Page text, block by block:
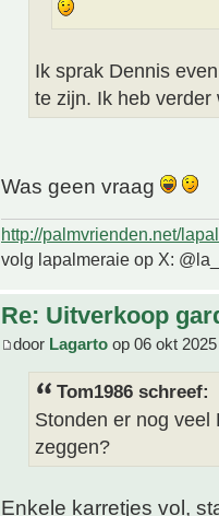
Ik sprak Dennis
te zijn. Ik heb
Was geen vraag
http://palmvrienden.net/
volg lapalmeraie op X:
Re: Uitverkoop
door Lagarto op 06 okt
Tom1986 schreef:
Stonden er nog veel
zeggen?
Enkele karretjes vol,